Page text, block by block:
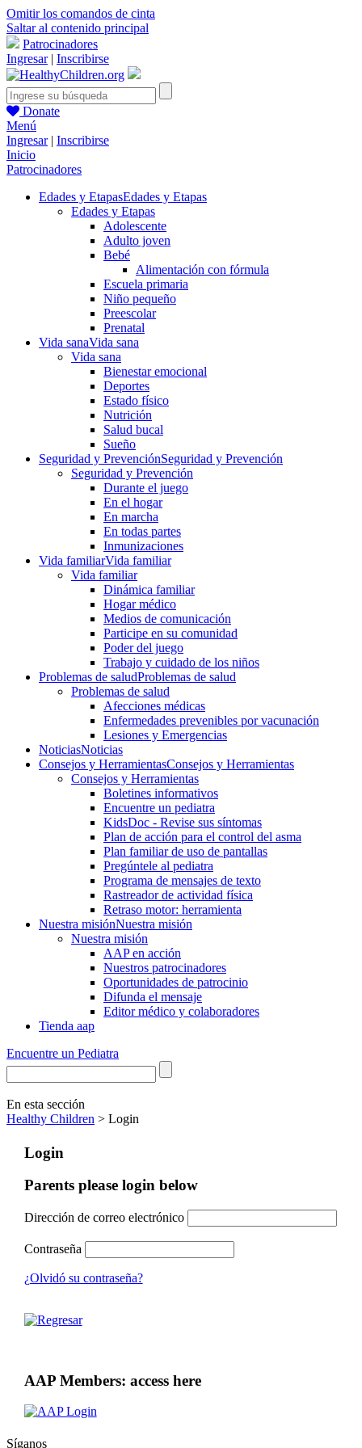
Omitir los comandos de cinta
Saltar al contenido principal
Patrocinadores
Ingresar| Inscribirse
Donate
Menú
Ingresar| Inscribirse
Inicio
Patrocinadores
Edades y EtapasEdades y Etapas
Edades y Etapas
Adolescente
Adulto joven
Bebé
Alimentación con fórmula
Escuela primaria
Niño pequeño
Preescolar
Prenatal
Vida sanaVida sana
Vida sana
Bienestar emocional
Deportes
Estado físico
Nutrición
Salud bucal
Sueño
Seguridad y PrevenciónSeguridad y Prevención
Seguridad y Prevención
Durante el juego
En el hogar
En marcha
En todas partes
Inmunizaciones
Vida familiarVida familiar
Vida familiar
Dinámica familiar
Hogar médico
Medios de comunicación
Participe en su comunidad
Poder del juego
Trabajo y cuidado de los niños
Problemas de saludProblemas de salud
Problemas de salud
Afecciones médicas
Enfermedades prevenibles por vacunación
Lesiones y Emergencias
NoticiasNoticias
Consejos y HerramientasConsejos y Herramientas
Consejos y Herramientas
Boletines informativos
Encuentre un pediatra
KidsDoc - Revise sus síntomas
Plan de acción para el control del asma
Plan familiar de uso de pantallas
Pregúntele al pediatra
Programa de mensajes de texto
Rastre​​ador de activida​d física
Retraso motor: herramienta
Nuestra misiónNuestra misión
Nuestra misión
AAP en acción
Nuestros patrocinadores
Oportunidades de patrocinio
Difunda el mensaje
Editor médico y colaboradores
Tienda aap
Encuentre un Pediatra
En esta sección
Healthy Children > Login
Login
Parents please login below
Dirección de correo electrónico
Contraseña
¿Olvidó su contraseña?
AAP Members: access here
Síganos